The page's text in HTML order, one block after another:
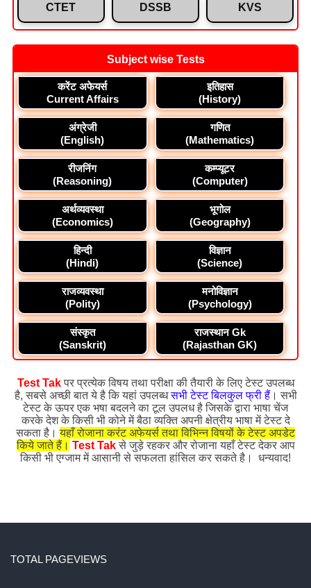
CTET DSSB KVS
Subject wise Tests
करेंट अफेयर्स
Current Affairs
इतिहास
(History)
अंग्रेजी
(English)
गणित
(Mathematics)
रीजनिंग
(Reasoning)
कम्प्यूटर
(Computer)
अर्थव्यवस्था
(Economics)
भूगोल
(Geography)
हिन्दी
(Hindi)
विज्ञान
(Science)
राजव्यवस्था
(Polity)
मनोविज्ञान
(Psychology)
संस्कृत
(Sanskrit)
राजस्थान Gk
(Rajasthan GK)
Test Takपर प्रत्येक विषय तथा परीक्षा की तैयारी के लिए टेस्ट उपलब्ध
है, सबसे अच्छी बात ये है कि यहां उपलब्धसभी टेस्ट बिलकुल फ्री हैं। सभी
टेस्ट के ऊपर एक भषा बदलने का टूल उपलध है जिसके द्वारा भाषा चेंज
करके देश के किसी भी कोने में बैठा व्यक्ति अपनी क्षेत्रीय भाषा में टेस्ट दे
सकता है।यहाँ रोजाना करंट अफेयर्स तथा विभिन्न विषयों के टेस्ट अपडेट
किये जाते हैं। Test Takसे जुड़े रहकर और रोजाना यहाँ टेस्ट देकर आप
किसी भी एग्जाम में आसानी से सफलता हांसिल कर सकते है। धन्यवाद!
TOTAL PAGEVIEWS